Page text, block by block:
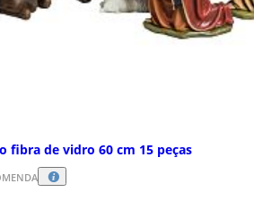
fibra de vidro 60 cm 15 peças